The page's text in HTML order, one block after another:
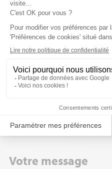
Surface approximative de
Votre message